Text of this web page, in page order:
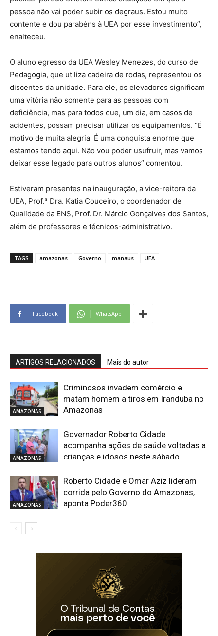
pessoa não vai poder subir os degraus. Estou muito
contente e dou parabéns à UEA por esse investimento”,
enalteceu.
O aluno egresso da UEA Wesley Menezes, do curso de
Pedagogia, que utiliza cadeira de rodas, representou os
discentes da unidade. Para ele, os elevadores significam
uma vitória não somente para as pessoas com
deficiência, mas para todos que, um dia, em casos de
acidentes, possam precisar utilizar os equipamentos. “É
motivo de muita alegria. É uma conquista enorme que
estamos tendo aqui. Não vou poder usufruir, mas vamos
deixar esse legado para outros alunos” comentou.
Estiveram presentes na inauguração, a vice-reitora da
UEA, Prof.ª Dra. Kátia Couceiro, o coordenador de
Qualidade da ENS, Prof. Dr. Márcio Gonçalves dos Santos,
além de professores e técnicos-administrativo.
TAGS amazonas Governo manaus UEA
Facebook WhatsApp
ARTIGOS RELACIONADOS Mais do autor
AMAZONAS
Criminosos invadem comércio e
matam homem a tiros em Iranduba no
Amazonas
AMAZONAS
Governador Roberto Cidade
acompanha ações de saúde voltadas a
crianças e idosos neste sábado
AMAZONAS
Roberto Cidade e Omar Aziz lideram
corrida pelo Governo do Amazonas,
aponta Poder360